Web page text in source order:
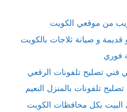
من موقعي الكويت
و صيانة ثلاجات بالكويت
فوري
فني تصليح تلفونات الرقعي
تلفونات بالمنزل النعيم
بكل محافظات الكويت